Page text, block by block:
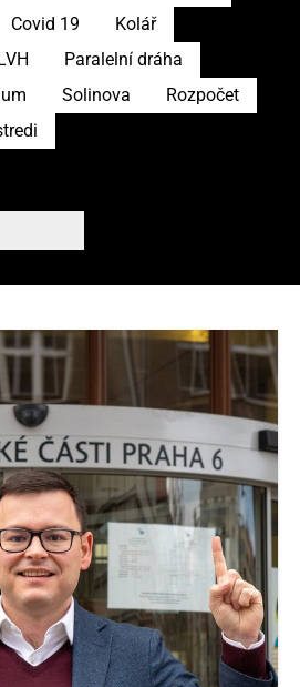
Covid 19
Kolář
Paralelní dráha
Solinova
Rozpočet